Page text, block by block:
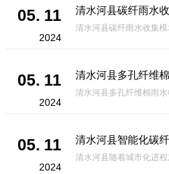
05. 11
2024
05. 11
2024
05. 11
2024